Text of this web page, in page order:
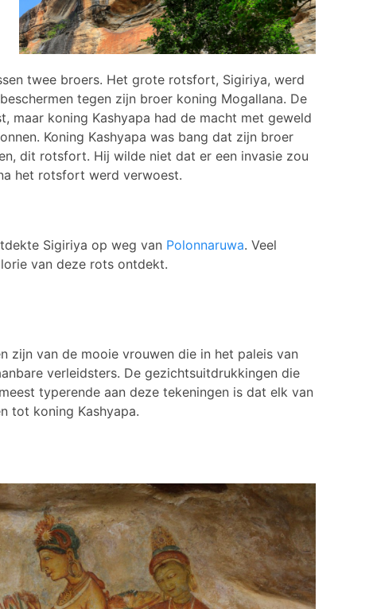
twee broers. Het grote rotsfort, Sigiriya, werd
tegen zijn broer koning Mogallana. De
maar koning Kashyapa had de macht met geweld
Koning Kashyapa was bang dat zijn broer
dit rotsfort. Hij wilde niet dat er een invasie zou
het rotsfort werd verwoest.
Sigiriya op weg van Polonnaruwa. Veel
van deze rots ontdekt.
zijn van de mooie vrouwen die in het paleis van
verleidsters. De gezichtsuitdrukkingen die
typerende aan deze tekeningen is dat elk van
tot koning Kashyapa.